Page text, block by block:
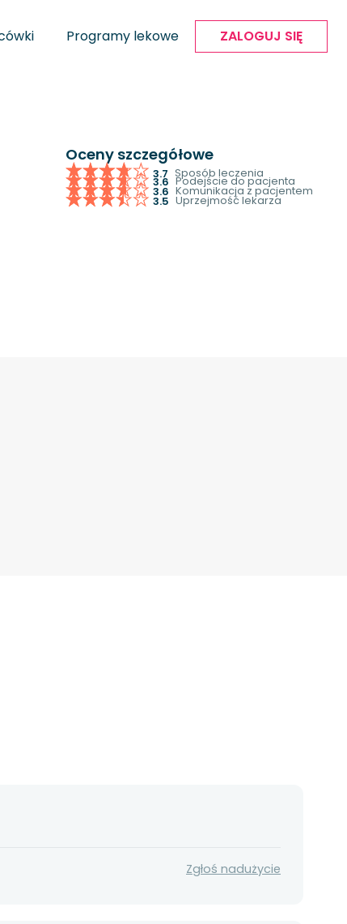
Programy lekowe ZALOGUJ SIĘ
Oceny szczegółowe
3.7 Sposób leczenia
3.6 Podejście do pacjenta
3.6 Komunikacja z pacjentem
3.5 Uprzejmość lekarza
Zgłoś nadużycie